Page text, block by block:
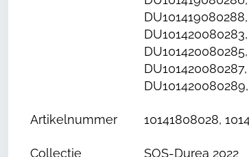
Artikelnummer 10141808028,
Collectie SOS-Durea 2022